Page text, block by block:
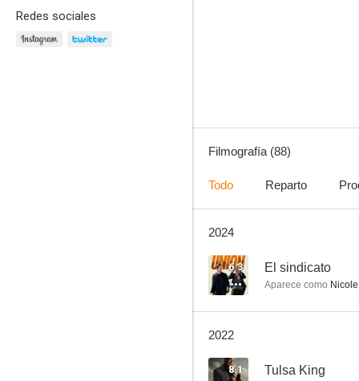
Redes sociales
El cuerpo del delito
8.2
Filmografía (88)
Todo Reparto
2024
6.3 El sindicato
Aparece como Nicole
2022
8.1 Tulsa King